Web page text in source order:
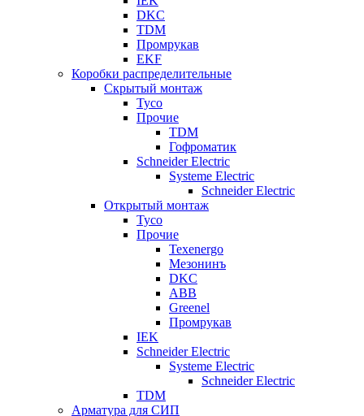
DKC
TDM
Промрукав
EKF
Коробки распределительные
Скрытый монтаж
Tyco
Прочие
TDM
Гофроматик
Schneider Electric
Systeme Electric
Schneider Electric
Открытый монтаж
Tyco
Прочие
Texenergo
Мезонинъ
DKC
ABB
Greenel
Промрукав
IEK
Schneider Electric
Systeme Electric
Schneider Electric
TDM
Арматура для СИП